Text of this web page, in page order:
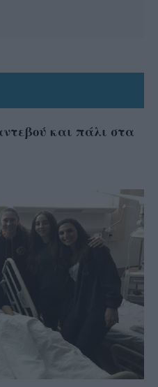
και πάλι στα